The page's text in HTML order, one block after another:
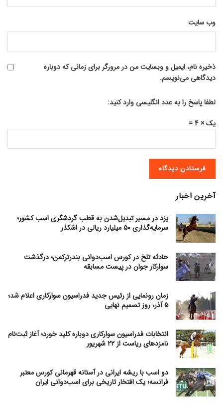
وب‌ سایت
ذخیره نام، ایمیل و وبسایت من در مرورگر برای زمانی که دوباره
دیدگاهی می‌نویسم.
لطفا پاسخ را به عدد انگلیسی وارد کنید:
یک × 4 =
آخرین اخبار
یزد در مسیر تبدیل‌شدن به قطب گردشگری اسب کشور؛
سرمایه‌گذاری ۵۰ میلیارد ریالی در اشکذر
حادثه تلخ در کورس اسب‌دوانی بندرترکمن؛ درگذشت
سوارکار جوان در پیست مسابقه
زمان رونمایی از رئیس جدید فدراسیون سوارکاری اعلام شد؛
۵ آذر، روز تصمیم نهایی
انتخابات فدراسیون سوارکاری دوباره کلید خورد؛ آغاز ثبت‌نام
نامزدهای ریاست از ۲۲ شهریور
دو اسب با ریشه ایرانی در آستانه قهرمانی کورس معتبر
فرانسه؛ یک افتخار تاریخی برای اسب‌دوانی ایران